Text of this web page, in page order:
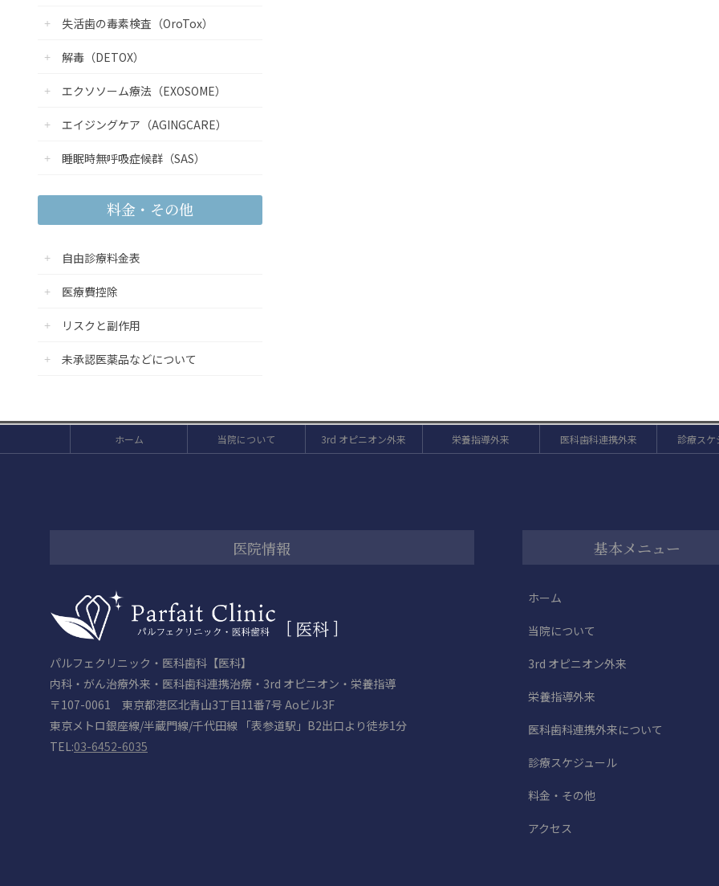
失活歯の毒素検査（OroTox）
解毒（DETOX）
エクソソーム療法（EXOSOME）
エイジングケア（AGINGCARE）
睡眠時無呼吸症候群（SAS）
料金・その他
自由診療料金表
医療費控除
リスクと副作用
未承認医薬品などについて
ホーム 当院について 3rd オピニオン外来 栄養指導外来 医科歯科連携外来 診療スケ
医院情報
パルフェクリニック・医科歯科【医科】
内科・がん治療外来・医科歯科連携治療・3rd オピニオン・栄養指導
〒107-0061 東京都港区北青山3丁目11番7号 Aoビル3F
東京メトロ銀座線/半蔵門線/千代田線 「表参道駅」B2出口より徒歩1分
TEL:03-6452-6035
基本メニュー
ホーム
当院について
3rd オピニオン外来
栄養指導外来
医科歯科連携外来について
診療スケジュール
料金・その他
アクセス